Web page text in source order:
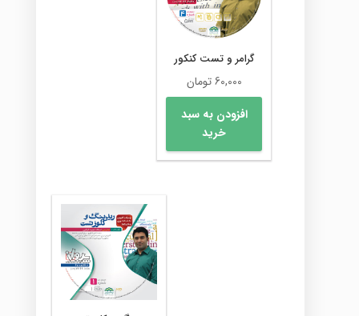
گرامر و تست کنکور
60,000تومان
افزودن به سبد
خرید